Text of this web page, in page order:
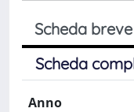
Scheda breve
Scheda
Anno